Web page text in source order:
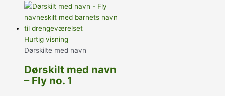
Hurtig visning
Dørskilte med navn
Dørskilt med navn
– Fly no. 1